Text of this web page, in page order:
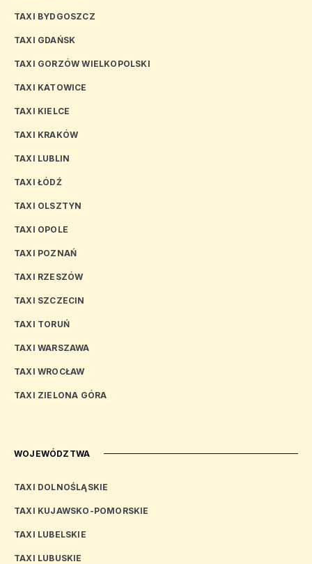
TAXI BYDGOSZCZ
TAXI GDAŃSK
TAXI GORZÓW WIELKOPOLSKI
TAXI KATOWICE
TAXI KIELCE
TAXI KRAKÓW
TAXI LUBLIN
TAXI ŁÓDŹ
TAXI OLSZTYN
TAXI OPOLE
TAXI POZNAŃ
TAXI RZESZÓW
TAXI SZCZECIN
TAXI TORUŃ
TAXI WARSZAWA
TAXI WROCŁAW
TAXI ZIELONA GÓRA
WOJEWÓDZTWA
TAXI DOLNOŚLĄSKIE
TAXI KUJAWSKO-POMORSKIE
TAXI LUBELSKIE
TAXI LUBUSKIE